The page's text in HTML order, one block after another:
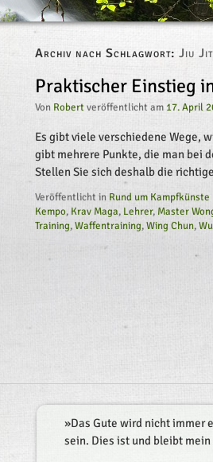
Archiv nach Schlagwort:Jiu
Praktischer Einstieg
Von Robert veröffentlicht am 17. April
Es gibt viele verschiedene Wege,
gibt mehrere Punkte, die man bei
Stellen Sie sich deshalb die
Veröffentlicht in Rund um Kampfkünste
Kempo, Krav Maga, Lehrer, Master
Training,Waffentraining,Wing Chun,
»Das Gute wird nicht immer
sein. Dies ist und bleibt mein